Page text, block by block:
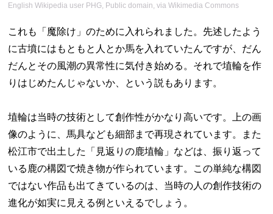
English Wikipedia user PHG, Public domain, via Wikimedia Commons
これも「魔除け」のために入れられました。先述したよう
に古墳にはもともと人とか馬を入れていたんですが、だん
だんとその風潮の異常性に気付き始める。それで埴輪を作
りはじめたんじゃないか、という説もあります。
埴輪は当時の技術として創作性がかなり高いです。上の画
像のように、馬具なども細部まで再現されています。また
松江市で出土した「見返りの鹿埴輪」などは、振り返って
いる鹿の構図で焼き物が作られています。この単純な構図
ではない作品も出てきているのは、当時の人の創作技術の
進化が如実に見える例といえるでしょう。